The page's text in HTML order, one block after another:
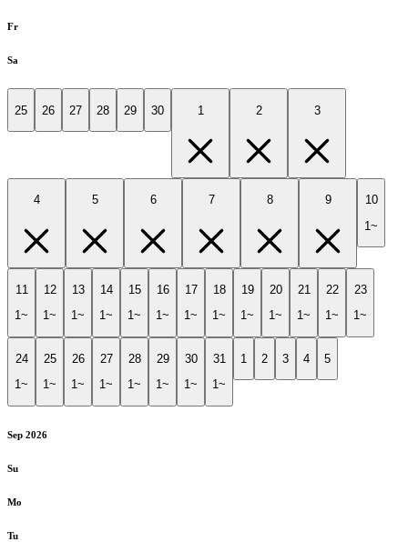
Fr
Sa
25 26 27 28 29 30 1 2 3
4 5 6 7 8 9
10
1~
11
1~
12
1~
13
1~
14
1~
15
1~
16
1~
17
1~
18
1~
19
1~
20
1~
21
1~
22
1~
23
1~
24
1~
25
1~
26
1~
27
1~
28
1~
29
1~
30
1~
31
1~
1 2 3 4 5
Sep 2026
Su
Mo
Tu